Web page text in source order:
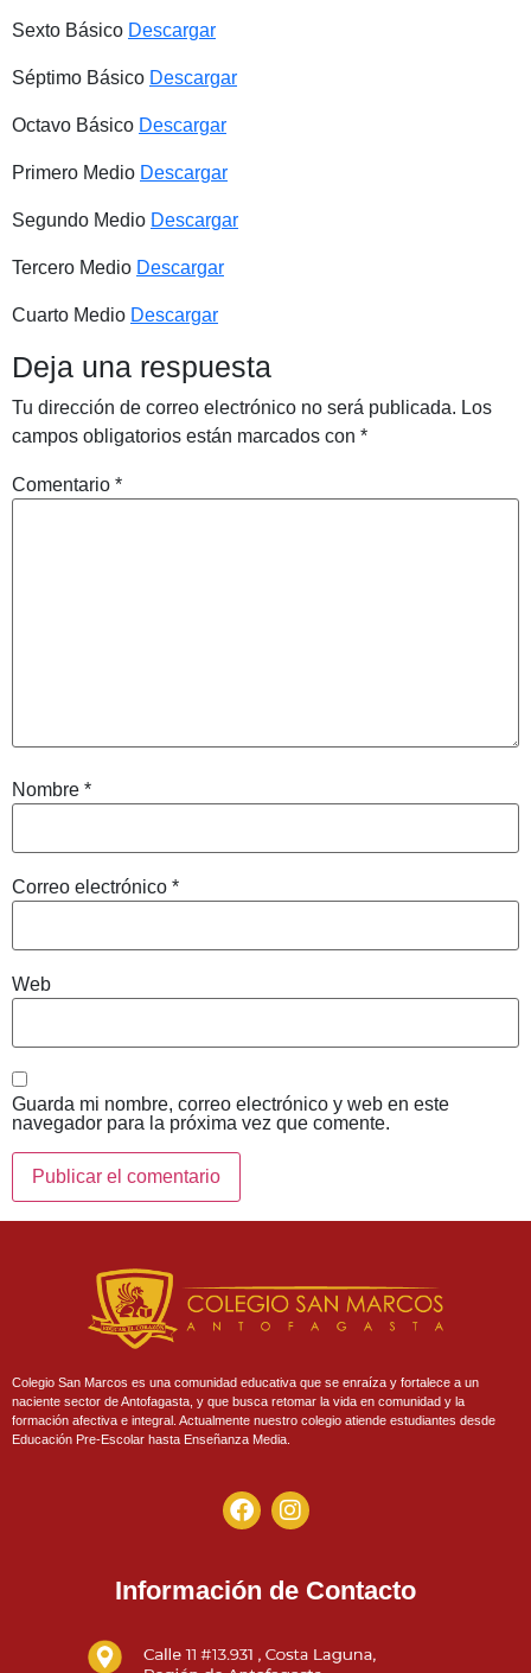
Sexto Básico Descargar
Séptimo Básico Descargar
Octavo Básico Descargar
Primero Medio Descargar
Segundo Medio Descargar
Tercero Medio Descargar
Cuarto Medio Descargar
Deja una respuesta
Tu dirección de correo electrónico no será publicada. Los
campos obligatorios están marcados con *
Comentario *
Nombre *
Correo electrónico *
Web
Guarda mi nombre, correo electrónico y web en este
navegador para la próxima vez que comente.
Colegio San Marcos es una comunidad educativa que se enraíza y fortalece a un
naciente sector de Antofagasta, y que busca retomar la vida en comunidad y la
formación afectiva e integral. Actualmente nuestro colegio atiende estudiantes desde
Educación Pre-Escolar hasta Enseñanza Media.
Información de Contacto